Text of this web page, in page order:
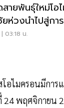
ายพันธุ์ใหม่โอ
ห่วงนำไปสู่กา
03:18 น.
ไมครอนมีการ
24 พฤศจิกาย